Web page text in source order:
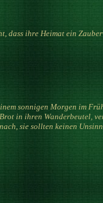
dass ihre Heimat ein
sonnigen Morgen im
in ihren Wanderbeutel,
sie sollten keinen